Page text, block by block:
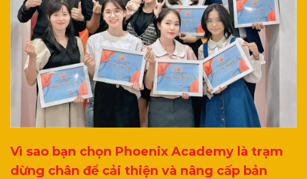
Vì sao bạn chọn Phoenix Academy là trạm
dừng chân để cải thiện và nâng cấp bản